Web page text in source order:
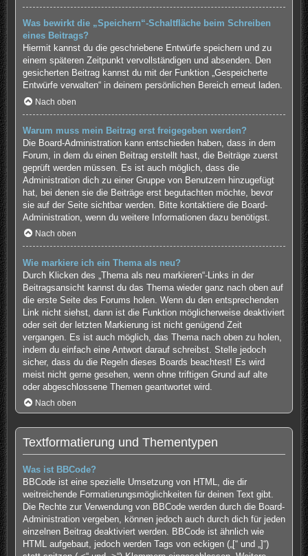
Was bewirkt die „Speichern“-Schaltfläche beim Schreiben
eines Beitrags?
Hiermit kannst du die geschriebene Entwürfe speichern und zu
einem späteren Zeitpunkt vervollständigen und absenden. Den
gesicherten Beitrag kannst du mit der Funktion „Gespeicherte
Entwürfe verwalten“ in deinem persönlichen Bereich erneut laden.
Nach oben
Warum muss mein Beitrag erst freigegeben werden?
Die Board-Administration kann entschieden haben, dass in dem
Forum, in dem du einen Beitrag erstellt hast, die Beiträge zuerst
geprüft werden müssen. Es ist auch möglich, dass die
Administration dich zu einer Gruppe von Benutzern hinzugefügt
hat, bei denen sie die Beiträge erst begutachten möchte, bevor
sie auf der Seite sichtbar werden. Bitte kontaktiere die Board-
Administration, wenn du weitere Informationen dazu benötigst.
Nach oben
Wie markiere ich ein Thema als neu?
Durch Klicken des „Thema als neu markieren“-Links in der
Beitragsansicht kannst du das Thema wieder ganz nach oben auf
die erste Seite des Forums holen. Wenn du den entsprechenden
Link nicht siehst, dann ist die Funktion möglicherweise deaktiviert
oder seit der letzten Markierung ist nicht genügend Zeit
vergangen. Es ist auch möglich, das Thema nach oben zu holen,
indem du einfach eine Antwort darauf schreibst. Stelle jedoch
sicher, dass du die Regeln dieses Boards beachtest! Es wird
meist nicht gerne gesehen, wenn ohne triftigen Grund auf alte
oder abgeschlossene Themen geantwortet wird.
Nach oben
Textformatierung und Thementypen
Was ist BBCode?
BBCode ist eine spezielle Umsetzung von HTML, die dir
weitreichende Formatierungsmöglichkeiten für deinen Text gibt.
Die Rechte zur Verwendung von BBCode werden durch die Board-
Administration vergeben, können jedoch auch durch dich für jeden
einzelnen Beitrag deaktiviert werden. BBCode ist ähnlich wie
HTML aufgebaut, jedoch werden Tags von eckigen („[“ und „]“)